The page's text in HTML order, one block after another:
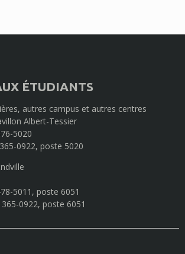
ÉTUDIANTS
autres campus et autres centres
Albert-Tessier
5020
0922, poste 5020
5011, poste 6051
0922, poste 6051